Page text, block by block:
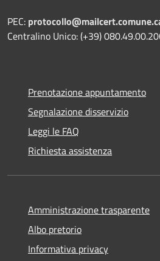
PEC:
Centralino Unico: (+39)
Prenotazione appuntamento
Segnalazione disservizio
Leggi le FAQ
Richiesta assistenza
Amministrazione trasparente
Albo pretorio
Informativa privacy